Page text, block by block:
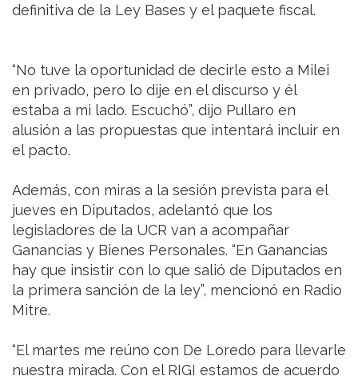
definitiva de la Ley Bases y el paquete fiscal.
“No tuve la oportunidad de decirle esto a Milei
en privado, pero lo dije en el discurso y él
estaba a mi lado. Escuchó”, dijo Pullaro en
alusión a las propuestas que intentará incluir en
el pacto.
Además, con miras a la sesión prevista para el
jueves en Diputados, adelantó que los
legisladores de la UCR van a acompañar
Ganancias y Bienes Personales. “En Ganancias
hay que insistir con lo que salió de Diputados en
la primera sanción de la ley”, mencionó en Radio
Mitre.
“El martes me reúno con De Loredo para llevarle
nuestra mirada. Con el RIGI estamos de acuerdo